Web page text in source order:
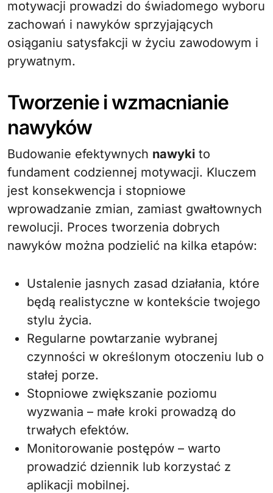
motywacji prowadzi do świadomego wyboru
zachowań i nawyków sprzyjających
osiąganiu satysfakcji w życiu zawodowym i
prywatnym.
Tworzenie i wzmacnianie
nawyków
Budowanie efektywnych nawyki to
fundament codziennej motywacji. Kluczem
jest konsekwencja i stopniowe
wprowadzanie zmian, zamiast gwałtownych
rewolucji. Proces tworzenia dobrych
nawyków można podzielić na kilka etapów:
Ustalenie jasnych zasad działania, które
będą realistyczne w kontekście twojego
stylu życia.
Regularne powtarzanie wybranej
czynności w określonym otoczeniu lub o
stałej porze.
Stopniowe zwiększanie poziomu
wyzwania – małe kroki prowadzą do
trwałych efektów.
Monitorowanie postępów – warto
prowadzić dziennik lub korzystać z
aplikacji mobilnej.